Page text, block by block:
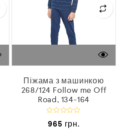
Піжама з машинкою
268/124 Follow me Off
Road, 134-164
ц
965 грн.